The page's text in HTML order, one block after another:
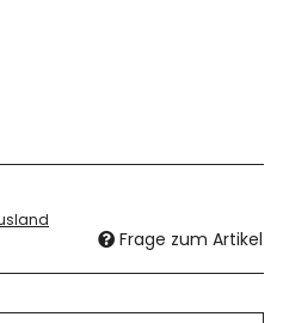
Frage zum Artikel